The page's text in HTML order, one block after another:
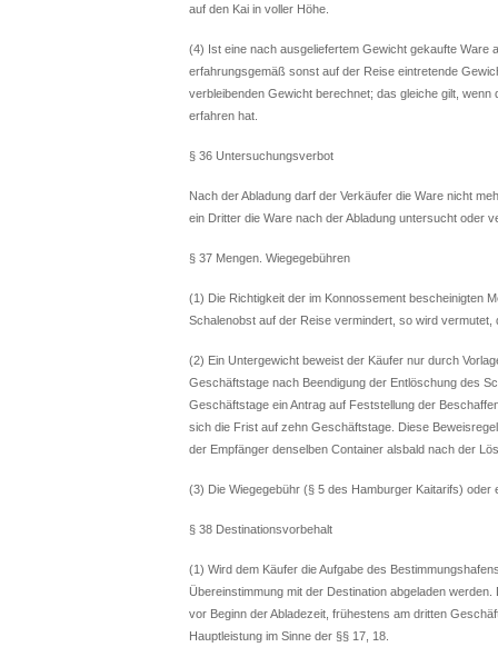
auf den Kai in voller Höhe.
(4) Ist eine nach ausgeliefertem Gewicht gekaufte
erfahrungsgemäß sonst auf der Reise eintretende
verbleibenden Gewicht berechnet; das gleiche gilt,
erfahren hat.
§ 36 Untersuchungsverbot
Nach der Abladung darf der Verkäufer die Ware nicht
ein Dritter die Ware nach der Abladung untersucht oder
§ 37 Mengen. Wiegegebühren
(1) Die Richtigkeit der im Konnossement bescheinigten
Schalenobst auf der Reise vermindert, so wird
(2) Ein Untergewicht beweist der Käufer nur durch
Geschäftstage nach Beendigung der Entlöschung des
Geschäftstage ein Antrag auf Feststellung der
sich die Frist auf zehn Geschäftstage. Diese
der Empfänger denselben Container alsbald nach der
(3) Die Wiegegebühr (§ 5 des Hamburger Kaitarifs)
§ 38 Destinationsvorbehalt
(1) Wird dem Käufer die Aufgabe des
Übereinstimmung mit der Destination abgeladen
vor Beginn der Abladezeit, frühestens am dritten
Hauptleistung im Sinne der §§ 17, 18.